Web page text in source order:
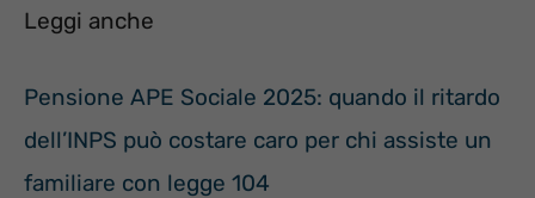
Leggi anche
Pensione APE Sociale 2025: quando il ritardo
dell’INPS può costare caro per chi assiste un
familiare con legge 104